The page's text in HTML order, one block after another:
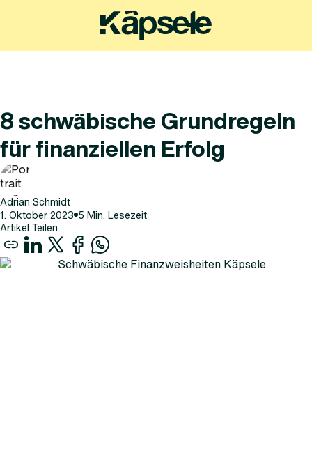
8 schwäbische Grundregeln
für finanziellen Erfolg
Adrian Schmidt
1. Oktober2023 5 Min. Lesezeit
Artikel Teilen